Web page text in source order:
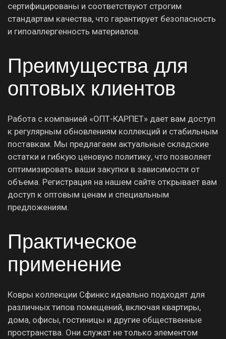
сертифицированы и соответствуют строгим
стандартам качества, что гарантирует безопасность
и гипоаллергенность материалов.
Преимущества для
оптовых клиентов
Работа с компанией «ОПТ-КАРПЕТ» дает вам доступ
к регулярным обновлениям коллекций и стабильным
поставкам. Мы предлагаем актуальные складские
остатки и гибкую ценовую политику, что позволяет
оптимизировать ваши закупки в зависимости от
объема. Регистрация на нашем сайте открывает вам
доступ к оптовым ценам и специальным
предложениям.
Практическое
применение
Ковры коллекции Сфинкс идеально подходят для
различных типов помещений, включая квартиры,
дома, офисы, гостиницы и другие общественные
пространства. Они служат не только элементом